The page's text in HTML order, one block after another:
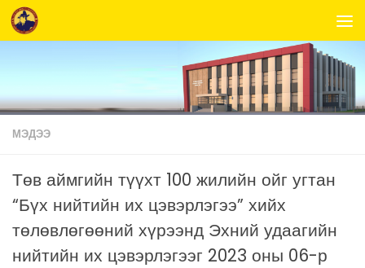
Skip to content
МЭДЭЭ
Төв аймгийн түүхт 100 жилийн ойг угтан
“Бүх нийтийн их цэвэрлэгээ” хийх
төлөвлөгөөний хүрээнд Эхний удаагийн
нийтийн их цэвэрлэгээг 2023 оны 06-р